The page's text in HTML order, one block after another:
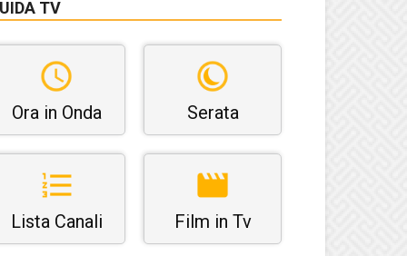
TV
Ora in Onda Serata
Lista Canali Film in Tv